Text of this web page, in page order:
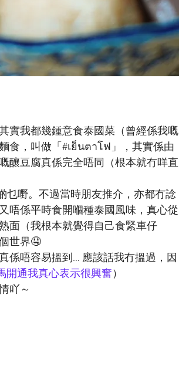
實我都幾鍾意食泰國菜（曾經係我嘅
食，叫做「#เย็นตาโฟ」，其實係由
釀豆腐真係完全唔同（根本就冇咩直
乜嘢。不過當時朋友推介，亦都冇諗
唔係平時食開嗰種泰國風味，真心從
面（我根本就覺得自己食緊車仔
世界🤤
係唔容易搵到… 應該話我冇搵過，因
開通我真心表示很興奮）
吖～